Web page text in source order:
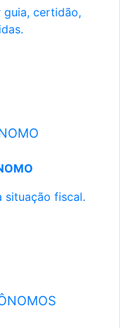
guia, certidão,
situação fiscal.